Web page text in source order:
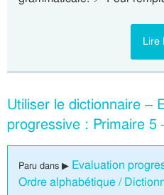
Lire
Utiliser le dictionnaire –
progressive : Primaire 5
Paru dans ▶ Evaluation
Ordre alphabétique /